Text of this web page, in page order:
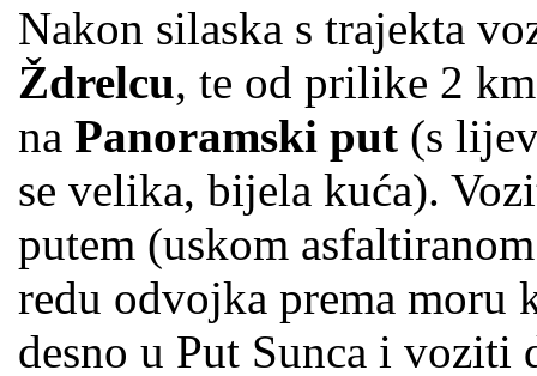
Nakon silaska s trajekta
Ždrelcu, te od prilike 2
na Panoramski put (s
se velika, bijela kuća).
putem (uskom
redu odvojka prema moru
desno u Put Sunca i voziti